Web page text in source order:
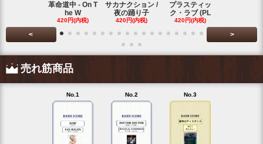
革命道中 - On T
he W
420円(内税)
サカナクション /
夜の踊り子
420円(内税)
プラスティッ
ク・ラブ (PL
420円(内税)
< >
売れ筋商品
No.1 No.2 No.3